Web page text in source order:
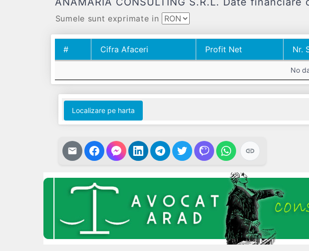
Sumele sunt exprimate in
# Cifra Afaceri Profit Net Nr.
Nr.
No
Localizare pe harta